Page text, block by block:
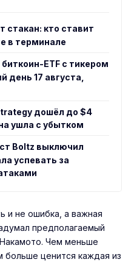
кто ставит
в терминале
ETF с тикером
день 17 августа,
дошёл до $4
ушла с убытком
Boltz выключил
успевать за
и не ошибка, а важная
предполагаемый
Чем меньше
больше ценится каждая из